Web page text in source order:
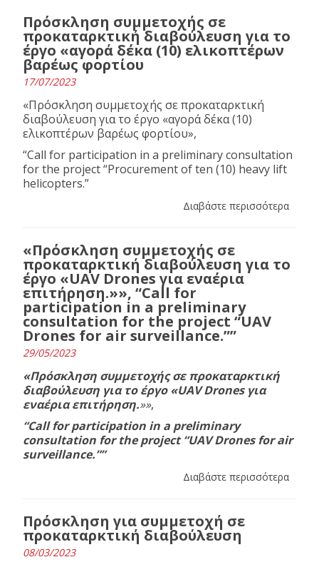
Πρόσκληση συμμετοχής σε
προκαταρκτική διαβούλευση για το
έργο «αγορά δέκα (10) ελικοπτέρων
βαρέως φορτίου
17/07/2023
«Πρόσκληση συμμετοχής σε προκαταρκτική
διαβούλευση για το έργο «αγορά δέκα (10)
ελικοπτέρων βαρέως φορτίου»,
“Call for participation in a preliminary consultation
for the project “Procurement of ten (10) heavy lift
helicopters.”
Διαβάστε περισσότερα
«Πρόσκληση συμμετοχής σε
προκαταρκτική διαβούλευση για το
έργο «UAV Drones για εναέρια
επιτήρηση.»», “Call for
participation in a preliminary
consultation for the project “UAV
Drones for air surveillance.””
29/05/2023
«Πρόσκληση συμμετοχής σε προκαταρκτική
διαβούλευση για το έργο «UAV Drones για
εναέρια επιτήρηση.»»,
“Call for participation in a preliminary
consultation for the project “UAV Drones for air
surveillance.””
Διαβάστε περισσότερα
Πρόσκληση για συμμετοχή σε
προκαταρκτική διαβούλευση
08/03/2023